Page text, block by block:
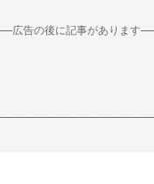
広告の後に記事があります